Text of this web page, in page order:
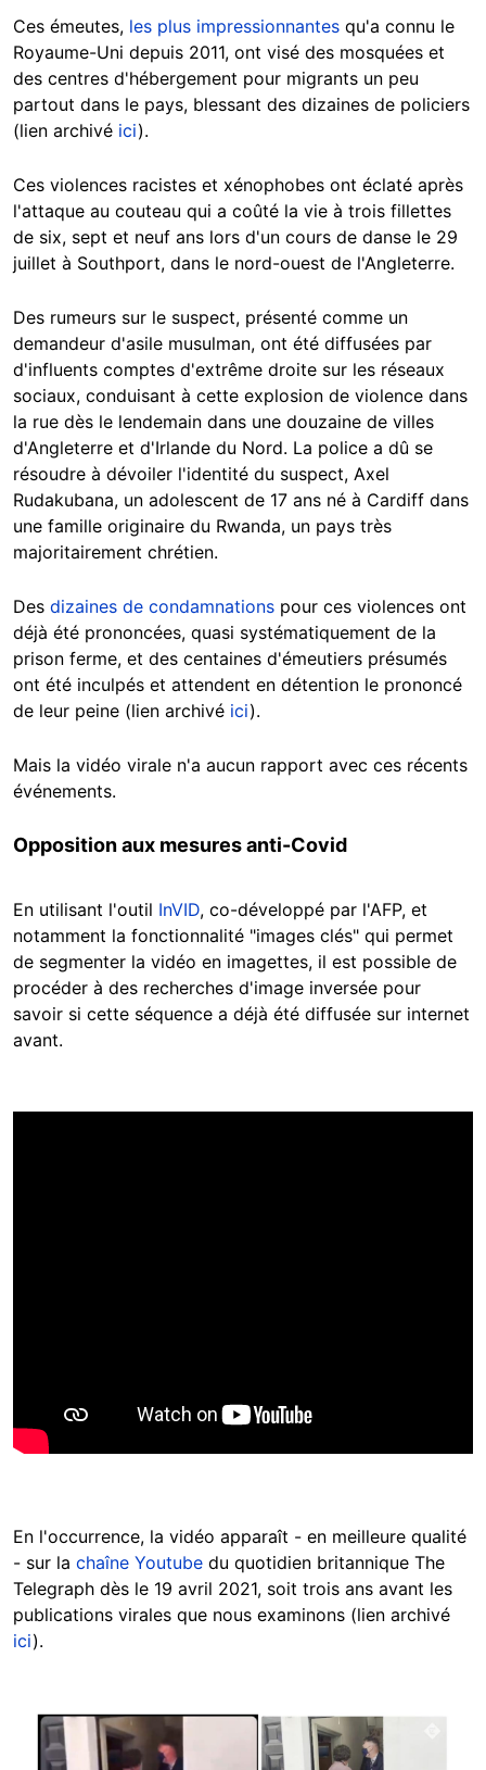
Ces émeutes, les plus impressionnantes qu'a connu le
Royaume-Uni depuis 2011, ont visé des mosquées et
des centres d'hébergement pour migrants un peu
partout dans le pays, blessant des dizaines de policiers
(lien archivé ici).
Ces violences racistes et xénophobes ont éclaté après
l'attaque au couteau qui a coûté la vie à trois fillettes
de six, sept et neuf ans lors d'un cours de danse le 29
juillet à Southport, dans le nord-ouest de l'Angleterre.
Des rumeurs sur le suspect, présenté comme un
demandeur d'asile musulman, ont été diffusées par
d'influents comptes d'extrême droite sur les réseaux
sociaux, conduisant à cette explosion de violence dans
la rue dès le lendemain dans une douzaine de villes
d'Angleterre et d'Irlande du Nord. La police a dû se
résoudre à dévoiler l'identité du suspect, Axel
Rudakubana, un adolescent de 17 ans né à Cardiff dans
une famille originaire du Rwanda, un pays très
majoritairement chrétien.
Des dizaines de condamnations pour ces violences ont
déjà été prononcées, quasi systématiquement de la
prison ferme, et des centaines d'émeutiers présumés
ont été inculpés et attendent en détention le prononcé
de leur peine (lien archivé ici).
Mais la vidéo virale n'a aucun rapport avec ces récents
événements.
Opposition aux mesures anti-Covid
En utilisant l'outil InVID, co-développé par l'AFP, et
notamment la fonctionnalité "images clés" qui permet
de segmenter la vidéo en imagettes, il est possible de
procéder à des recherches d'image inversée pour
savoir si cette séquence a déjà été diffusée sur internet
avant.
En l'occurrence, la vidéo apparaît - en meilleure qualité
- sur la chaîne Youtube du quotidien britannique The
Telegraph dès le 19 avril 2021, soit trois ans avant les
publications virales que nous examinons (lien archivé
ici).
Image